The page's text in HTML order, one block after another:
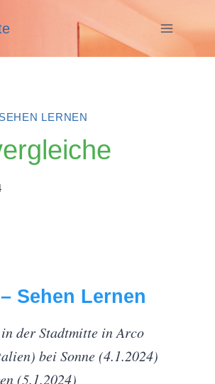
LERNEN
Sehen Lernen
der Stadtmitte in Arco
bei Sonne (4.1.2024)
(5.1.2024)